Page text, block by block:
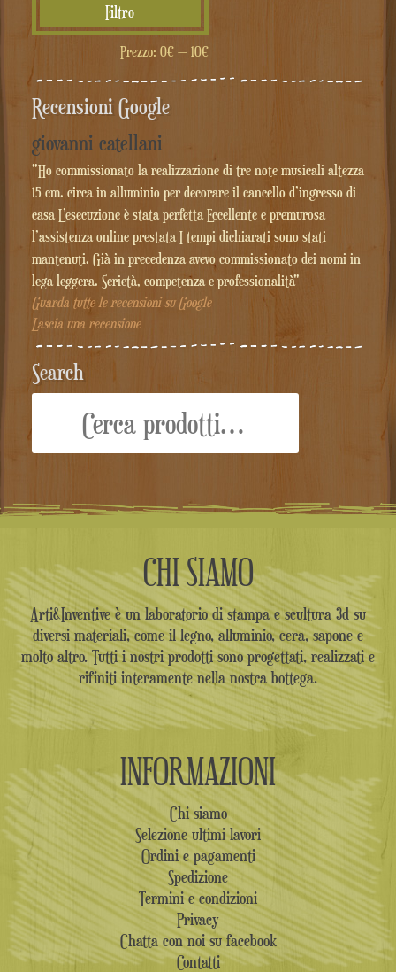
Min
Max
Filtro
Prezzo: 0€— 10€
Recensioni Google
giovanni catellani
"Ho commissionato la realizzazione di tre note musicali altezza
15 cm. circa in alluminio per decorare il cancello d’ingresso di
casa L’esecuzione è stata perfetta Eccellente e premurosa
l’assistenza online prestata I tempi dichiarati sono stati
mantenuti. Già in precedenza avevo commissionato dei nomi in
lega leggera. Serietà, competenza e professionalità"
Guarda tutte le recensioni su Google
Lascia una recensione
Search
CHI SIAMO
Arti&Inventive è un laboratorio di stampa e scultura 3d su
diversi materiali, come il legno, alluminio, cera, sapone e
molto altro. Tutti i nostri prodotti sono progettati, realizzati e
rifiniti interamente nella nostra bottega.
INFORMAZIONI
Chi siamo
Selezione ultimi lavori
Ordini e pagamenti
Spedizione
Termini e condizioni
Privacy
Chatta con noi su facebook
Contatti